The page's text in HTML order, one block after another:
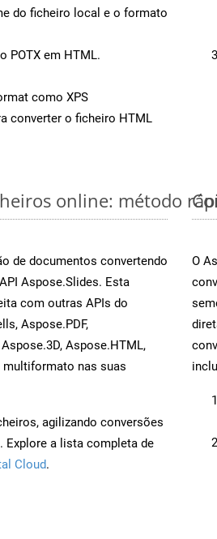
do ficheiro local e o formato
POTX em HTML.
como XPS
converter o ficheiro HTML
online: método
de documentos convertendo
Aspose.Slides. Esta
com outras APIs do
Aspose.PDF,
Aspose.HTML,
multiformato nas suas
agilizando conversões
Explore a lista completa de
Cloud.
O